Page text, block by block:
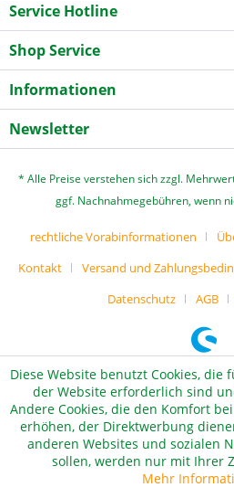
Service Hotline
Shop Service
Informationen
Newsletter
* Alle Preise verstehen sich zzgl.
ggf. Nachnahmegebühren, wenn
rechtliche Vorabinformationen
Kontakt
Versand und
Datenschutz
AGB
Diese Website benutzt Cookies,
der Website erforderlich sind
Andere Cookies, die den Komfort
erhöhen, der Direktwerbung
anderen Websites und sozialen
sollen, werden nur mit Ihrer
Mehr